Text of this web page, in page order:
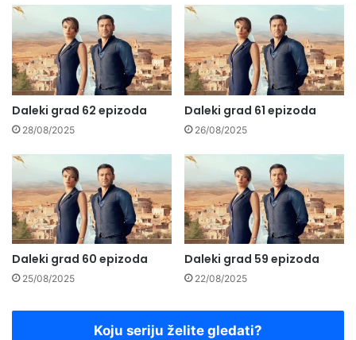
Daleki grad 62 epizoda
28/08/2025
Daleki grad 61 epizoda
26/08/2025
Daleki grad 60 epizoda
25/08/2025
Daleki grad 59 epizoda
22/08/2025
Koju seriju želite gledati?